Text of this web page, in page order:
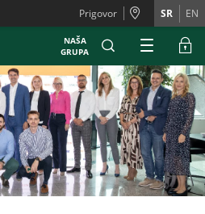
Prigovor SR EN
NAŠA
GRUPA